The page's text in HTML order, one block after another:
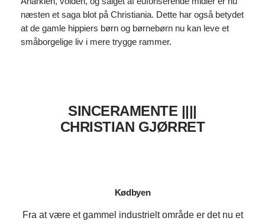
næsten et saga blot på Christiania. Dette har også betydet
at de gamle hippiers børn og børnebørn nu kan leve et
småborgelige liv i mere trygge rammer.
SINCERAMENTE ||||
CHRISTIAN GJØRRET
Kødbyen
Fra at være et gammel industrielt område er det nu et